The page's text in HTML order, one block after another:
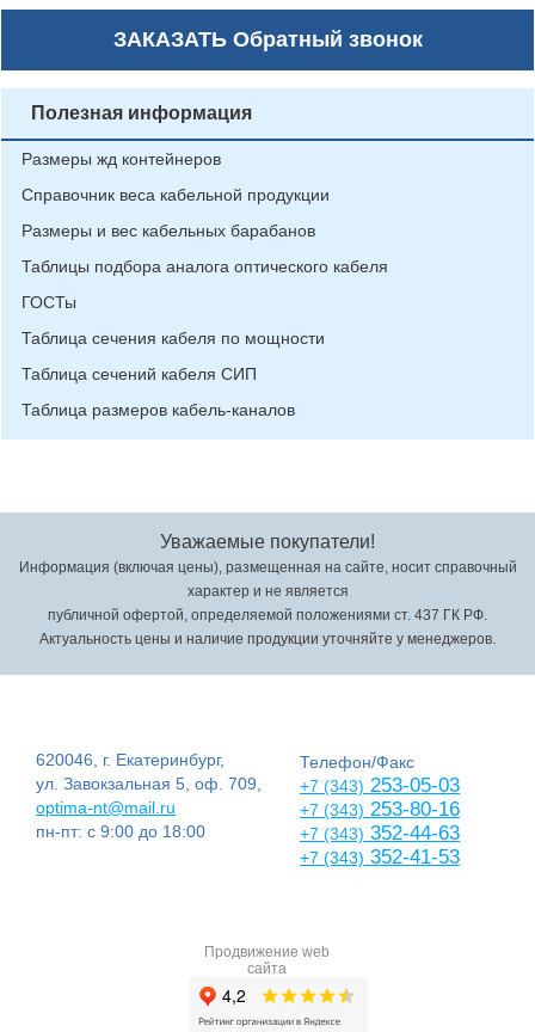
ЗАКАЗАТЬОбратный звонок
Полезная информация
Размеры жд контейнеров
Справочник веса кабельной продукции
Размеры и вес кабельных барабанов
Таблицы подбора аналога оптического кабеля
ГОСТы
Таблица сечения кабеля по мощности
Таблица сечений кабеля СИП
Таблица размеров кабель-каналов
Уважаемые покупатели!
Информация (включая цены), размещенная на сайте, носит справочный
характер и не является
публичной офертой, определяемой положениями ст. 437 ГК РФ.
Актуальность цены и наличие продукции уточняйте у менеджеров.
620046, г. Екатеринбург,
ул. Завокзальная 5, оф. 709,
optima-nt@mail.ru
пн-пт: с 9:00 до 18:00
Телефон/Факс
+7 (343) 253-05-03
+7 (343) 253-80-16
+7 (343) 352-44-63
+7 (343) 352-41-53
Продвижение web
сайта